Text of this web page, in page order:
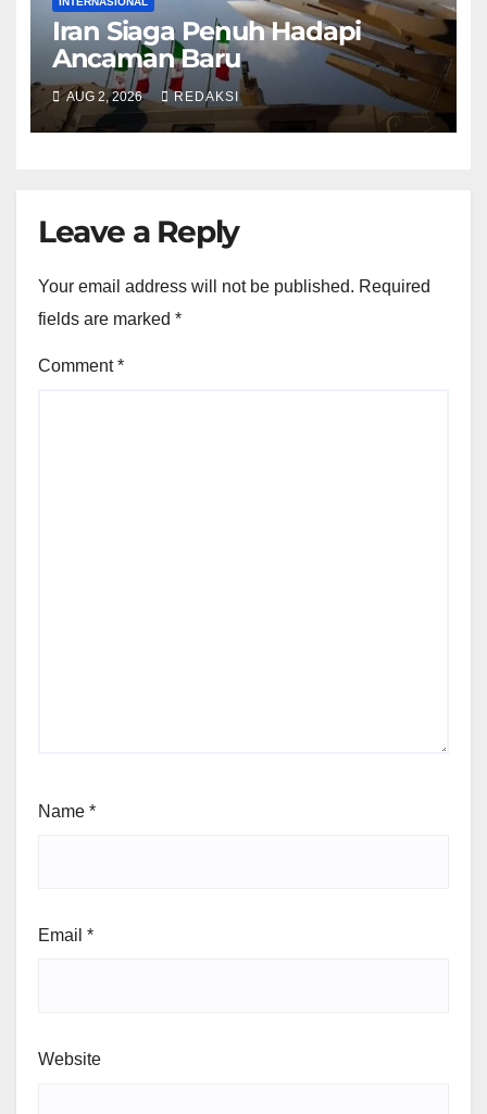
Iran Siaga Penuh Hadapi
Ancaman Baru
AUG 2, 2026 REDAKSI
Leave a Reply
Your email address will not be published. Required
fields are marked *
Comment*
Name *
Email *
Website